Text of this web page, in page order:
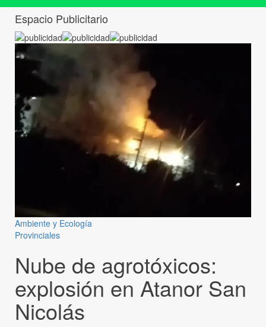
Espacio Publicitario
Ambiente y Ecología
Provinciales
Nube de agrotóxicos:
explosión en Atanor San
Nicolás